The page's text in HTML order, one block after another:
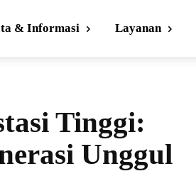
& Informasi Layanan
Tinggi:
Unggul